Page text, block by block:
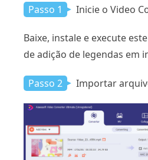
Passo 1 Inicie o Video
Baixe, instale e execute
de adição de legendas em
Passo 2 Importar